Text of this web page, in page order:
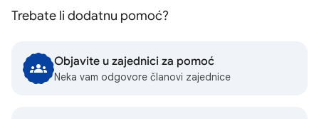
Trebate li dodatnu pomoć?
Objavite u zajednici za pomoć
Neka vam odgovore članovi zajednice